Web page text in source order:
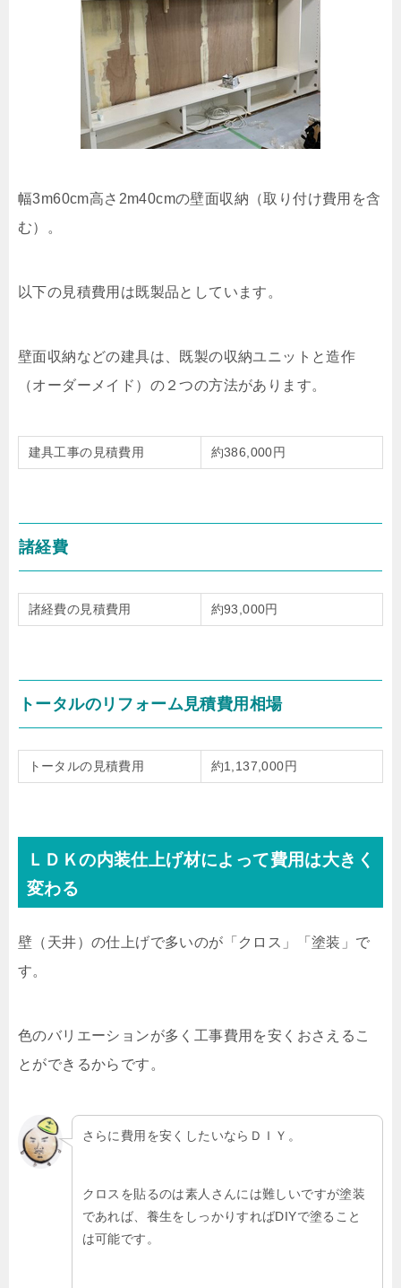
幅3m60cm高さ2m40cmの壁面収納（取り付け費用を含
む）。
以下の見積費用は既製品としています。
壁面収納などの建具は、既製の収納ユニットと造作
（オーダーメイド）の２つの方法があります。
建具工事の見積費用 約386,000円
諸経費
諸経費の見積費用 約93,000円
トータルのリフォーム見積費用相場
トータルの見積費用 約1,137,000円
ＬＤＫの内装仕上げ材によって費用は大きく
変わる
壁（天井）の仕上げで多いのが「クロス」「塗装」で
す。
色のバリエーションが多く工事費用を安くおさえるこ
とができるからです。
さらに費用を安くしたいならＤＩＹ。
クロスを貼るのは素人さんには難しいですが塗装
であれば、養生をしっかりすればDIYで塗ること
は可能です。